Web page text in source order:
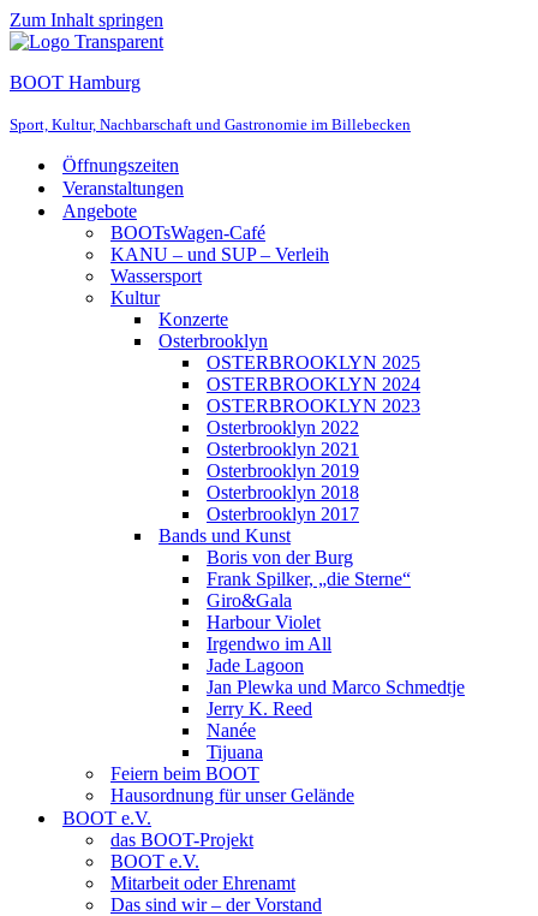
Zum Inhalt springen
BOOT Hamburg
Sport, Kultur, Nachbarschaft und Gastronomie im Billebecken
Öffnungszeiten
Veranstaltungen
Angebote
BOOTsWagen-Café
KANU – und SUP – Verleih
Wassersport
Kultur
Konzerte
Osterbrooklyn
OSTERBROOKLYN 2025
OSTERBROOKLYN 2024
OSTERBROOKLYN 2023
Osterbrooklyn 2022
Osterbrooklyn 2021
Osterbrooklyn 2019
Osterbrooklyn 2018
Osterbrooklyn 2017
Bands und Kunst
Boris von der Burg
Frank Spilker, „die Sterne“
Giro&Gala
Harbour Violet
Irgendwo im All
Jade Lagoon
Jan Plewka und Marco Schmedtje
Jerry K. Reed
Nanée
Tijuana
Feiern beim BOOT
Hausordnung für unser Gelände
BOOT e.V.
das BOOT-Projekt
BOOT e.V.
Mitarbeit oder Ehrenamt
Das sind wir – der Vorstand